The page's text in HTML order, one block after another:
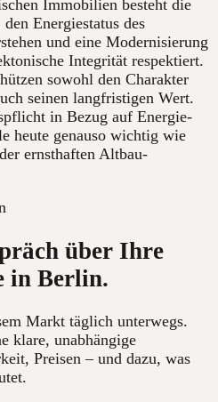
Immobilien besteht die
Energiestatus des
und eine Modernisierung
Integrität respektiert.
sowohl den Charakter
seinen langfristigen Wert.
in Bezug auf Energie-
heute genauso wichtig wie
ernsthaften Altbau-
über Ihre
in Berlin.
Markt täglich unterwegs.
klare, unabhängige
Preisen – und dazu, was